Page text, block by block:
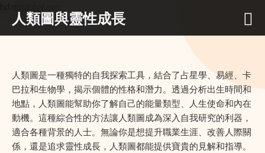
人類圖與靈性成長
人類圖是一種獨特的自我探索工具，結合了占星學、易經、卡
巴拉和生物學，揭示個體的性格和潛力。透過分析出生時間和
地點，人類圖能幫助你了解自己的能量類型、人生使命和內在
動機。這種綜合性的方法讓人類圖成為深入自我研究的利器，
適合各種背景的人士。無論你是想提升職業生涯、改善人際關
係，還是追求靈性成長，人類圖都能提供寶貴的見解和指導。